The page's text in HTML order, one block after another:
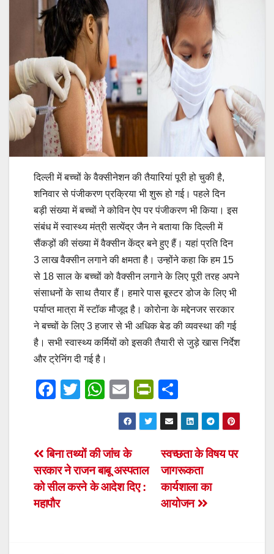
दिल्ली में बच्चों के वैक्सीनेशन की तैयारियां पूरी हो चुकी है,
शनिवार से पंजीकरण प्रक्रिया भी शुरू हो गई। पहले दिन
बड़ी संख्या में बच्चों ने कोविन ऐप पर पंजीकरण भी किया। इस
संबंध में स्वास्थ्य मंत्री सत्येंद्र जैन ने बताया कि दिल्ली में
सैंकड़ों की संख्या में वैक्सीन केंद्र बने हुए हैं। यहां प्रति दिन
3 लाख वैक्सीन लगाने की क्षमता है। उन्होंने कहा कि हम 15
से 18 साल के बच्चों को वैक्सीन लगाने के लिए पूरी तरह अपने
संसाधनों के साथ तैयार हैं। हमारे पास बूस्टर डोज के लिए भी
पर्याप्त मात्रा में स्टॉक मौजूद है। कोरोना के मद्देनजर सरकार
ने बच्चों के लिए 3 हजार से भी अधिक बेड की व्यवस्था की गई
है। सभी स्वास्थ्य कर्मियों को इसकी तैयारी से जुड़े खास निर्देश
और ट्रेनिंग दी गई है।
F
e
b
o
o
T
er
W
at
s
A
p
E
m
ail
Pr
in
tF
ri
e
n
dl
h
ar
e
Post
navigation
स्वच्छता के विषय पर
जागरूकता
कार्यशाला का
आयोजन
बिना तथ्यों की जांच के
सरकार ने राजन बाबू अस्पताल
को सील करने के आदेश दिए :
महापौर